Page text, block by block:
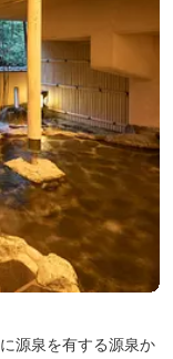
源泉を有する源泉か